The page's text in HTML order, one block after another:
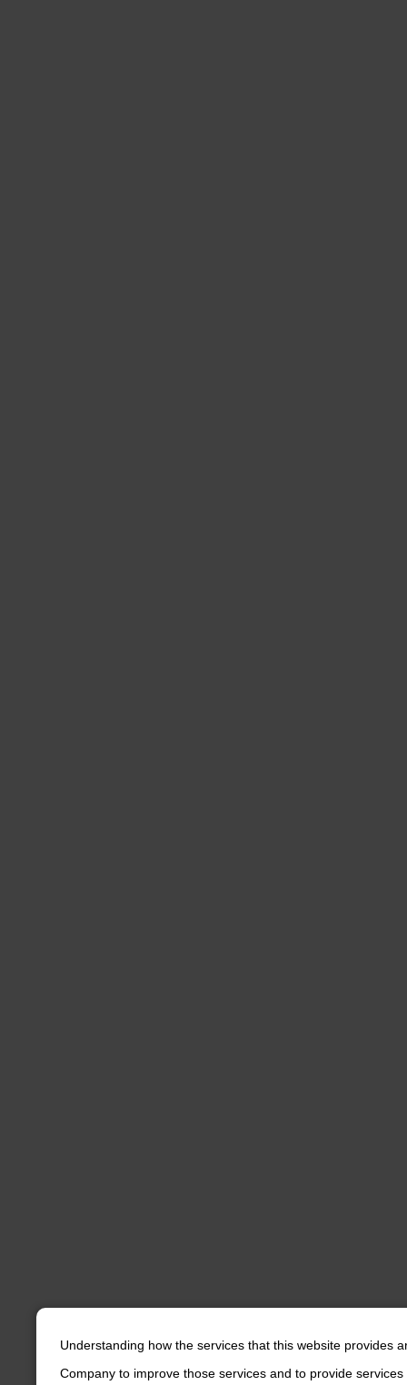
Understanding how the services that this website provides
Company to improve those services and to provide